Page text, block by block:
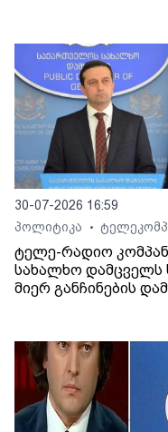
30-07-2026 16:59
პოლიტიკა
•
ტელე-რადიო
სახალხო დამცველს
მიერ განჩინების